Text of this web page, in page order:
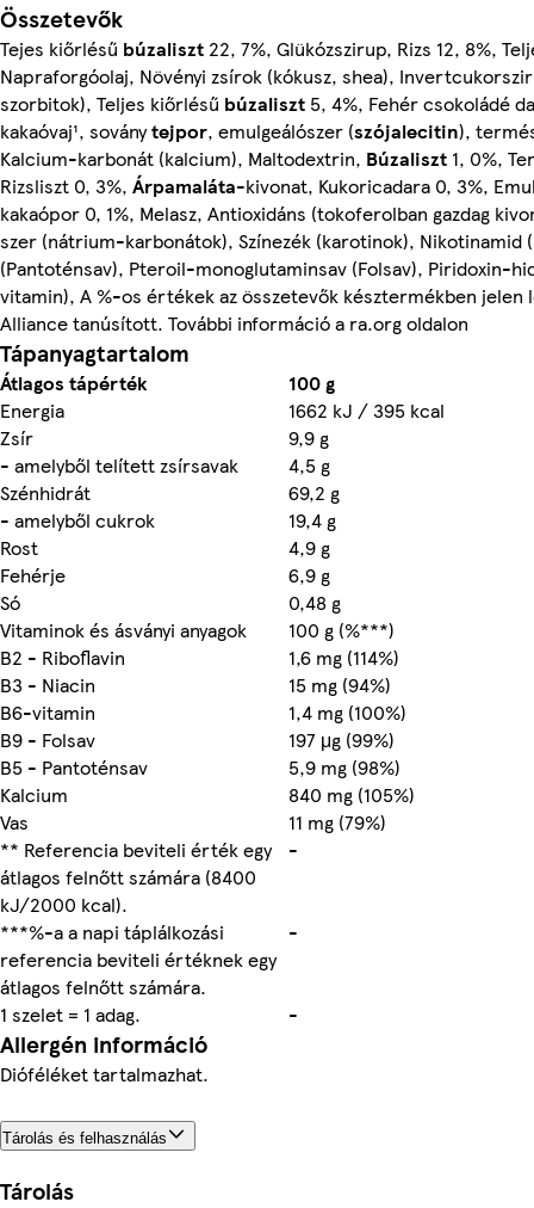
Összetevők
Tejes kiőrlésű búzaliszt 22, 7%, Glükózszirup, Rizs 12, 8%,
Napraforgóolaj, Növényi zsírok (kókusz, shea),
szorbitok), Teljes kiőrlésű búzaliszt 5, 4%, Fehér csokoládé
kakaóvaj¹, soványtejpor, emulgeálószer (szójalecitin),
Kalcium-karbonát (kalcium), Maltodextrin, Búzaliszt 1, 0%,
Rizsliszt 0, 3%, Árpamaláta-kivonat, Kukoricadara 0, 3%,
kakaópor 0, 1%, Melasz, Antioxidáns (tokoferolban gazdag
szer (nátrium-karbonátok), Színezék (karotinok),
(Pantoténsav), Pteroil-monoglutaminsav (Folsav), Piridoxin-
vitamin), A %-os értékek az összetevők késztermékben jelen
Alliance tanúsított. További információ a ra.org oldalon
Tápanyagtartalom
Átlagos tápérték
100 g
Energia
1662 kJ / 395 kcal
Zsír
9,9 g
- amelyből telített zsírsavak
4,5 g
Szénhidrát
69,2 g
- amelyből cukrok
19,4 g
Rost
4,9 g
Fehérje
6,9 g
Só
0,48 g
Vitaminok és ásványi anyagok
100 g (%***)
B2 - Riboflavin
1,6 mg (114%)
B3 - Niacin
15 mg (94%)
B6-vitamin
1,4 mg (100%)
B9 - Folsav
197 μg (99%)
B5 - Pantoténsav
5,9 mg (98%)
Kalcium
840 mg (105%)
Vas
11 mg (79%)
** Referencia beviteli érték egy
átlagos felnőtt számára (8400
kJ/2000 kcal).
-
***%-a a napi táplálkozási
referencia beviteli értéknek egy
átlagos felnőtt számára.
-
1 szelet = 1 adag. -
Allergén információ
Dióféléket tartalmazhat.
Tárolás és felhasználás
Tárolás